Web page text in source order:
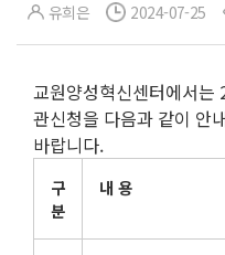
유희은 2024-07-25
교원양성혁신센터에서는
관신청을 다음과 같이 안
바랍니다.
구
분
내 용